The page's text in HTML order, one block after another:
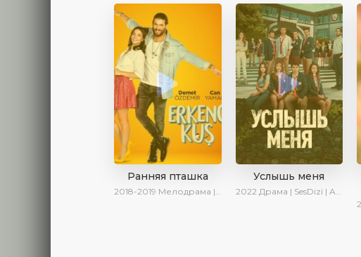
Ранняя пташка
2018-2019 Мелодрама | Драма | Комедия | SesDizi | Ирина Котова
Услышь меня
2022 Драма | SesDizi | AveTurk | Turok1990